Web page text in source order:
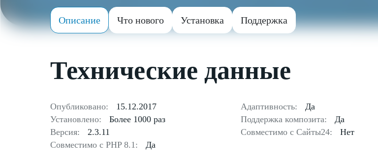
Описание Что нового Установка Поддержка
Технические данные
Опубликовано:
15.12.2017
Установлено:
Более 1000 раз
Версия:
2.3.11
Совместимо с PHP 8.1:
Да
Адаптивность:
Да
Поддержка композита:
Да
Совместимо с Сайты24:
Нет